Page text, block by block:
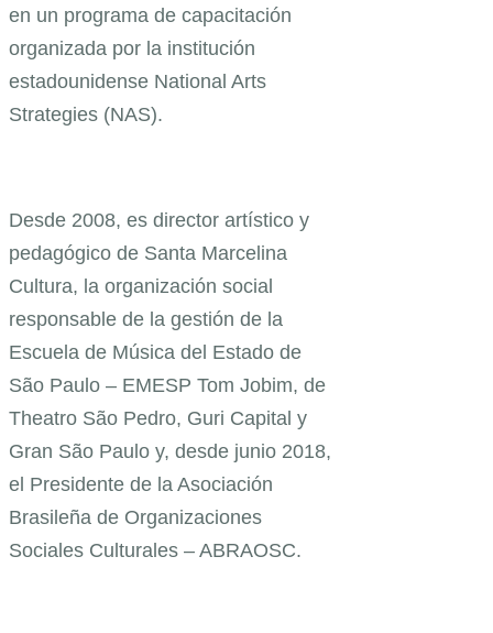
en un programa de capacitación
organizada por la institución
estadounidense National Arts
Strategies (NAS).
Desde 2008, es director artístico y
pedagógico de Santa Marcelina
Cultura, la organización social
responsable de la gestión de la
Escuela de Música del Estado de
São Paulo – EMESP Tom Jobim, de
Theatro São Pedro, Guri Capital y
Gran São Paulo y, desde junio 2018,
el Presidente de la Asociación
Brasileña de Organizaciones
Sociales Culturales – ABRAOSC.